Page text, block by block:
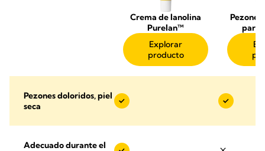
Crema de lanolina
Purelan™
Explorar
producto
para
Pezones doloridos, piel
seca
Adecuado durante el